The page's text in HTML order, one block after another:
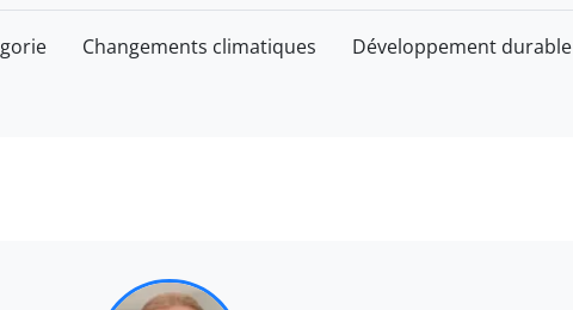
Changements climatiques Développement durable